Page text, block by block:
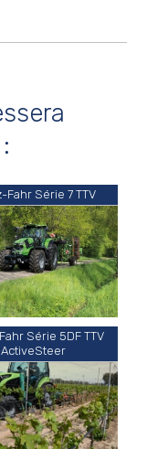
Fahr Série 7 TTV
Série 5DF TTV
ActiveSteer